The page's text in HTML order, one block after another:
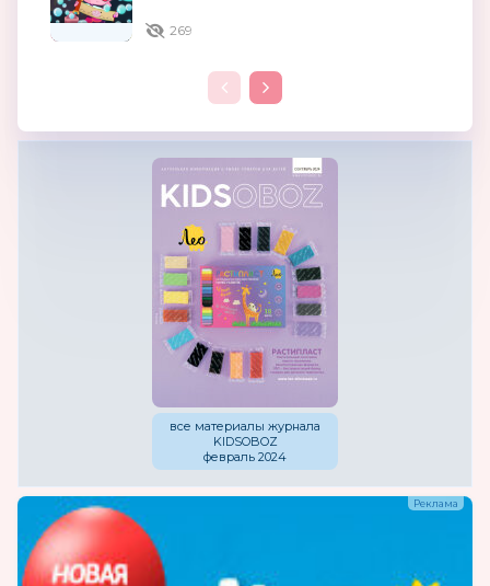
269
все материалы журнала
KIDSOBOZ
февраль 2024